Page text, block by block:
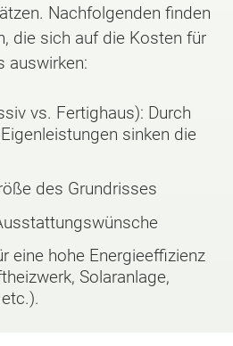
Nachfolgenden finden
die sich auf die Kosten für
auswirken:
vs. Fertighaus): Durch
sinken die
des Grundrisses
eine hohe Energieeffizienz
Solaranlage,